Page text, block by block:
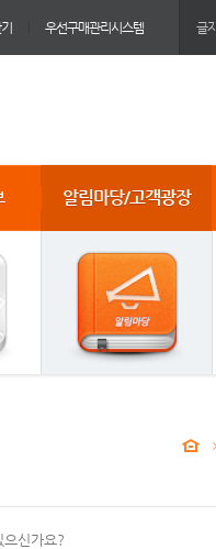
우선구매관리시스템 글
알림마당/고객광장
신가요?